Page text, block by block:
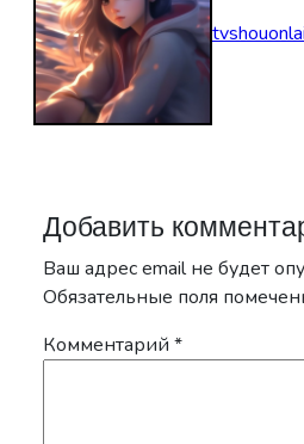
Добавить
Ваш адрес email не будет
Обязательные поля
Комментарий *